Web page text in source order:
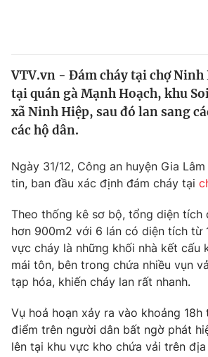
Thế giới
Tin tức
Câu chuyện quốc tế
Kinh tế
Tài chính
Góc doanh nghiệp
Dữ liệu và đời sống
Truyền hình
Phim VTV
Hậu trường
Nhân vật
Khán giả
Giải trí
Điện ảnh
Âm nhạc
Sao
Đời sống
Du lịch
Giáo dục
VTV.vn - Đám cháy tại chợ Ninh
tại quán gà Mạnh Hoạch, khu
xã Ninh Hiệp, sau đó lan sang
các hộ dân.
Ngày 31/12, Công an huyện Gia
tin, ban đầu xác định đám cháy tại
Theo thống kê sơ bộ, tổng diện tích
hơn 900m2 với 6 lán có diện tích từ
vực cháy là những khối nhà kết cấu
mái tôn, bên trong chứa nhiều vụn
tạp hóa, khiến cháy lan rất nhanh.
Vụ hoả hoạn xảy ra vào khoảng
điểm trên người dân bất ngờ phát
lên tại khu vực kho chứa vải trên địa